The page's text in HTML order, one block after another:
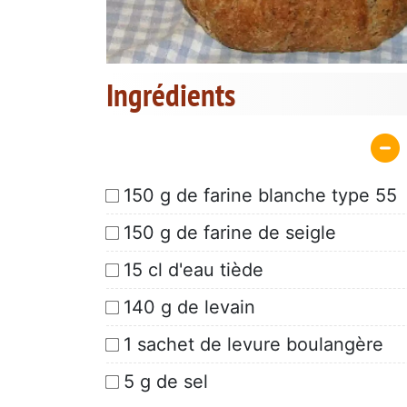
Ingrédients
150 g de farine blanche type 55
150 g de farine de seigle
15 cl d'eau tiède
140 g de levain
1 sachet de levure boulangère
5 g de sel